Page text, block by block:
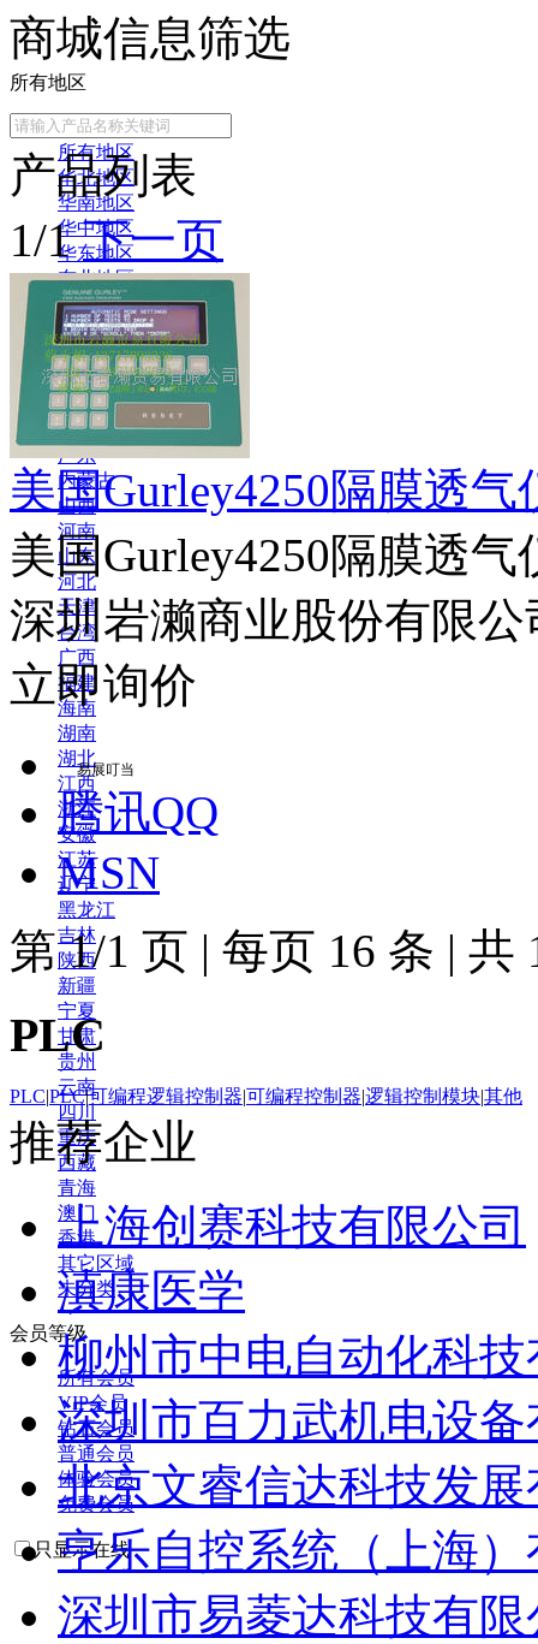
商城信息筛选
所有地区
常用地区
所有地区
华北地区
华南地区
华中地区
华东地区
东北地区
西北地区
西南地区
青藏地区
省份
北京
上海
广东
内蒙古
山西
河南
山东
河北
天津
台湾
广西
福建
海南
湖南
湖北
江西
浙江
安徽
江苏
辽宁
黑龙江
吉林
陕西
新疆
宁夏
甘肃
贵州
云南
四川
重庆
西藏
青海
澳门
香港
其它区域
未分类
会员等级
所有会员
VIP会员
钻石会员
普通会员
体验会员
免费会员
只显示在线
产品列表
1/1下一页
美国Gurley4250隔膜透气
美国Gurley4250隔膜透
深圳岩濑商业股份有限公
立即询价
易展叮当
腾讯QQ
MSN
第1/1 页 | 每页 16 条 | 共
PLC
PLC|PLC|可编程逻辑控制器|可编程控制器|逻辑控制模块|其他
推荐企业
上海创赛科技有限公司
滇康医学
柳州市中电自动化科
深圳市百力武机电设
北京文睿信达科技发
亨乐自控系统（上海
深圳市易菱达科技有限